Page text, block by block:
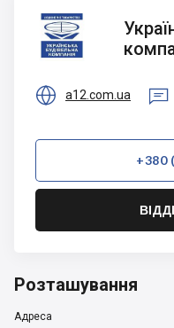
Українська
будівельна
компанія
 a12.com.ua 
+380
Розташування
Адреса